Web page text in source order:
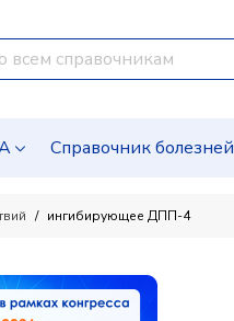
Справочник болезней
ингибирующее ДПП-4